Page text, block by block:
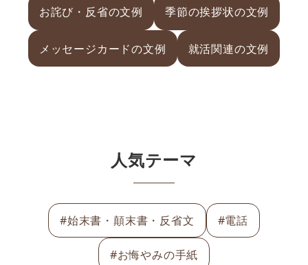
お詫び・反省の文例 季節の挨拶状の文例
メッセージカードの文例 就活関連の文例
人気テーマ
#始末書・顛末書・反省文 #電話
#お悔やみの手紙